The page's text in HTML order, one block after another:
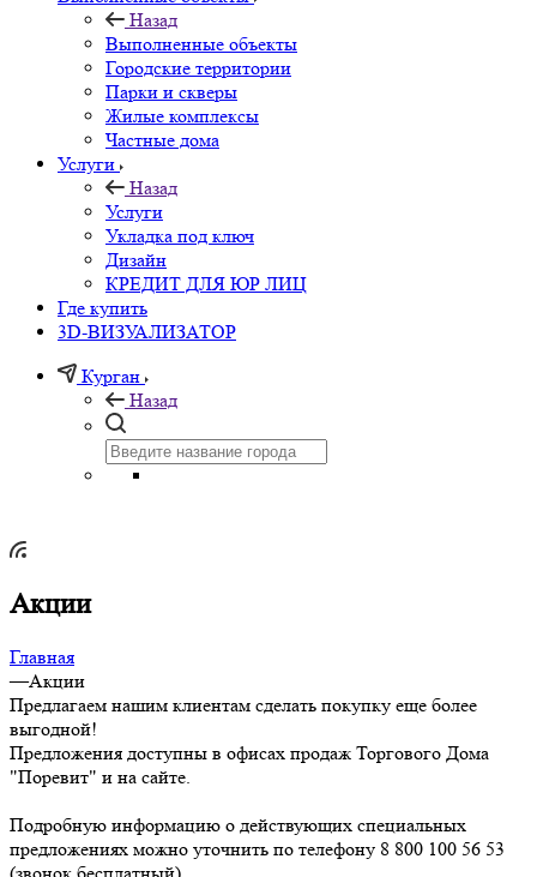
Назад
Выполненные объекты
Городские территории
Парки и скверы
Жилые комплексы
Частные дома
Услуги
Назад
Услуги
Укладка под ключ
Дизайн
КРЕДИТ ДЛЯ ЮР ЛИЦ
Где купить
3D-ВИЗУАЛИЗАТОР
Курган
Назад
Акции
Главная
—Акции
Предлагаем нашим клиентам сделать покупку еще более
выгодной!
Предложения доступны в офисах продаж Торгового Дома
"Поревит" и на сайте.
Подробную информацию о действующих специальных
предложениях можно уточнить по телефону 8 800 100 56 53